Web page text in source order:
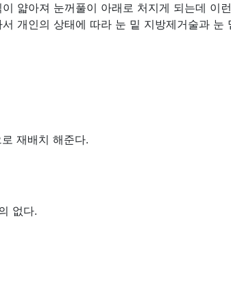
얇아져 눈꺼풀이 아래로 처지게 되는데 이
개인의 상태에 따라 눈 밑 지방제거술과 눈
재배치 해준다.
없다.